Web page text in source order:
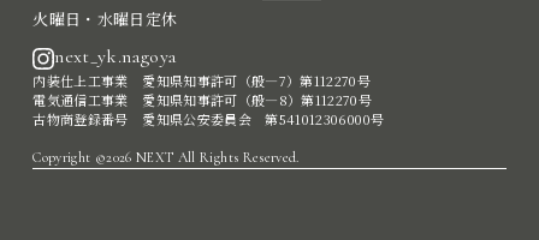
火曜日・水曜日定休
next_yk.nagoya
内装仕上工事業 愛知県知事許可（般―7）第112270号
電気通信工事業 愛知県知事許可（般―8）第112270号
古物商登録番号 愛知県公安委員会 第541012306000号
Copyright ©2026 NEXT All Rights Reserved.